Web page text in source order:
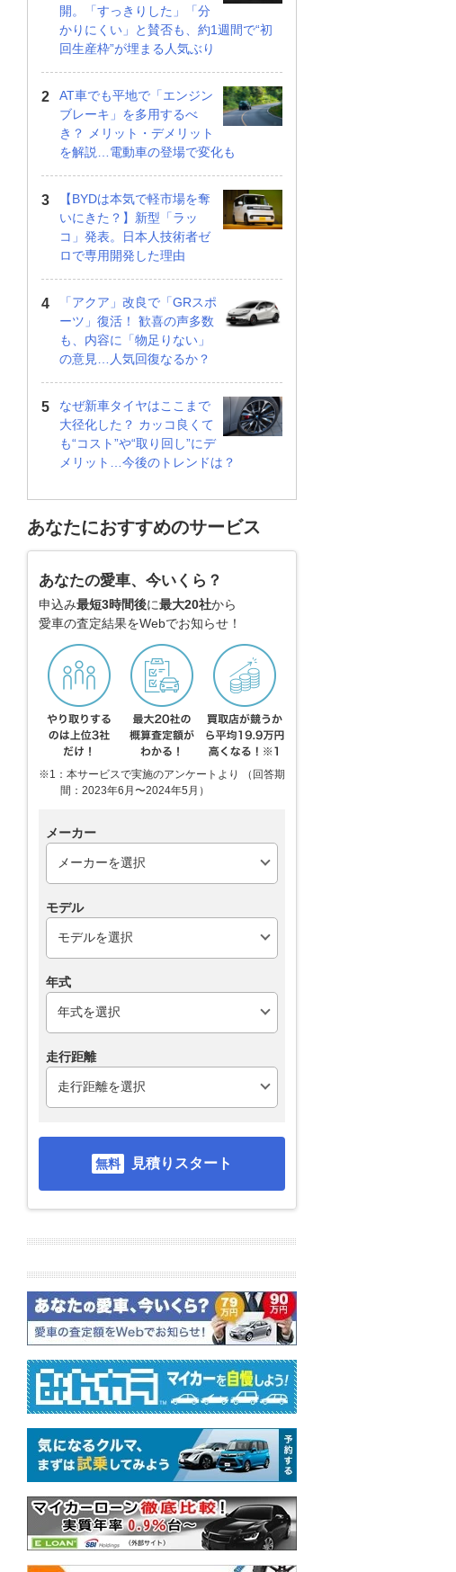
開。「すっきりした」「分
かりにくい」と賛否も、約1週間で“初
回生産枠”が埋まる人気ぶり
AT車でも平地で「エンジン
ブレーキ」を多用するべ
き？ メリット・デメリット
を解説…電動車の登場で変化も
【BYDは本気で軽市場を奪
いにきた？】新型「ラッ
コ」発表。日本人技術者ゼ
ロで専用開発した理由
「アクア」改良で「GRスポ
ーツ」復活！ 歓喜の声多数
も、内容に「物足りない」
の意見…人気回復なるか？
なぜ新車タイヤはここまで
大径化した？ カッコ良くて
も“コスト”や“取り回し”にデ
メリット…今後のトレンドは？
あなたにおすすめのサービス
あなたの愛車、今いくら？
申込み最短3時間後に最大20社から
愛車の査定結果をWebでお知らせ！
※1：本サービスで実施のアンケートより （回答期
間：2023年6月〜2024年5月）
メーカー
モデル
年式
走行距離
見積りスタート